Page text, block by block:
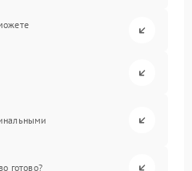
готово?